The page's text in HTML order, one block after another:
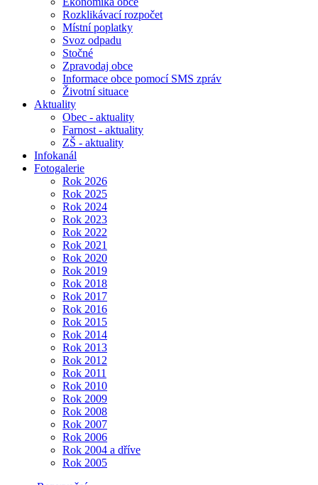
Rozklikávací rozpočet
Místní poplatky
Svoz odpadu
Stočné
Zpravodaj obce
Informace obce pomocí SMS zpráv
Životní situace
Aktuality
Obec - aktuality
Farnost - aktuality
ZŠ - aktuality
Infokanál
Fotogalerie
Rok 2026
Rok 2025
Rok 2024
Rok 2023
Rok 2022
Rok 2021
Rok 2020
Rok 2019
Rok 2018
Rok 2017
Rok 2016
Rok 2015
Rok 2014
Rok 2013
Rok 2012
Rok 2011
Rok 2010
Rok 2009
Rok 2008
Rok 2007
Rok 2006
Rok 2004 a dříve
Rok 2005